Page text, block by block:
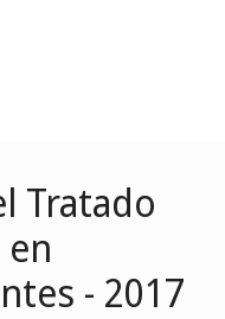
Tratado
- 2017